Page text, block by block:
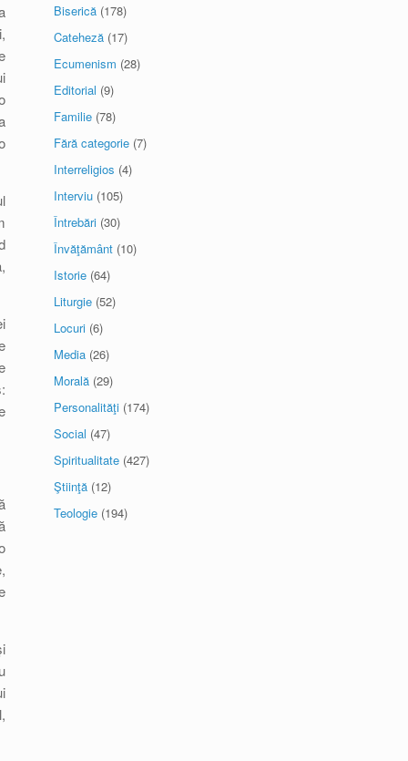
Biserică (178)
Cateheză (17)
Ecumenism (28)
Editorial (9)
Familie (78)
Fără categorie (7)
Interreligios (4)
Interviu (105)
Întrebări (30)
Învăţământ (10)
Istorie (64)
Liturgie (52)
Locuri (6)
Media (26)
Morală (29)
Personalităţi (174)
Social (47)
Spiritualitate (427)
Ştiinţă (12)
Teologie (194)